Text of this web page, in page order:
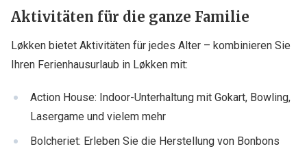
Aktivitäten für die ganze Familie
Løkken bietet Aktivitäten für jedes Alter – kombinieren Sie
Ihren Ferienhausurlaub in Løkken mit:
Action House: Indoor-Unterhaltung mit Gokart, Bowling,
Lasergame und vielem mehr
Bolcheriet: Erleben Sie die Herstellung von Bonbons